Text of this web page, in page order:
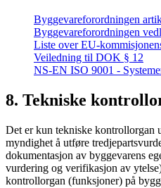
Byggevareforordningen
Byggevareforordningen
Liste over EU-
Veiledning til DOK § 12
NS-EN ISO 9001 -
8. Tekniske
Det er kun tekniske kontrollorgan
myndighet å utføre
dokumentasjon av byggevarens
vurdering og verifikasjon av
kontrollorgan (funksjoner) på